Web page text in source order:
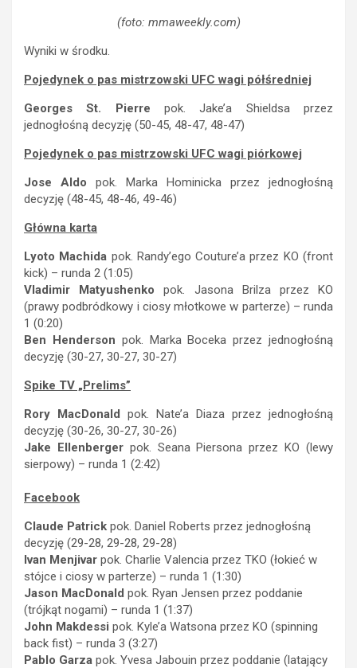
(foto: mmaweekly.com)
Wyniki w środku.
Pojedynek o pas mistrzowski UFC wagi półśredniej
Georges St. Pierre pok. Jake’a Shieldsa przez
jednogłośną decyzję (50-45, 48-47, 48-47)
Pojedynek o pas mistrzowski UFC wagi piórkowej
Jose Aldo pok. Marka Hominicka przez jednogłośną
decyzję (48-45, 48-46, 49-46)
Główna karta
Lyoto Machida pok. Randy’ego Couture’a przez KO (front
kick) – runda 2 (1:05)
Vladimir Matyushenko pok. Jasona Brilza przez KO
(prawy podbródkowy i ciosy młotkowe w parterze) – runda
1 (0:20)
Ben Henderson pok. Marka Boceka przez jednogłośną
decyzję (30-27, 30-27, 30-27)
Spike TV „Prelims”
Rory MacDonald pok. Nate’a Diaza przez jednogłośną
decyzję (30-26, 30-27, 30-26)
Jake Ellenbergerpok. Seana Piersona przez KO (lewy
sierpowy) – runda 1 (2:42)
Facebook
Claude Patrick pok. Daniel Roberts przez jednogłośną
decyzję (29-28, 29-28, 29-28)
Ivan Menjivar pok. Charlie Valencia przez TKO (łokieć w
stójce i ciosy w parterze) – runda 1 (1:30)
Jason MacDonald pok. Ryan Jensen przez poddanie
(trójkąt nogami) – runda 1 (1:37)
John Makdessi pok. Kyle’a Watsona przez KO (spinning
back fist) – runda 3 (3:27)
Pablo Garza pok. Yvesa Jabouin przez poddanie (latający